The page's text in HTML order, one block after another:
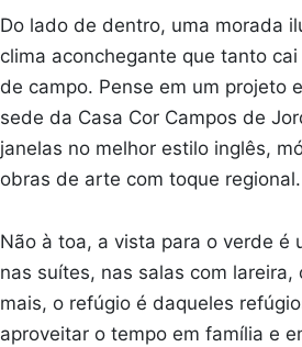
Do lado de dentro, uma morada
clima aconchegante que tanto
de campo. Pense em um projeto
sede da Casa Cor Campos de
janelas no melhor estilo inglês,
obras de arte com toque regional.
Não à toa, a vista para o verde é
nas suítes, nas salas com lareira,
mais, o refúgio é daqueles
aproveitar o tempo em família e